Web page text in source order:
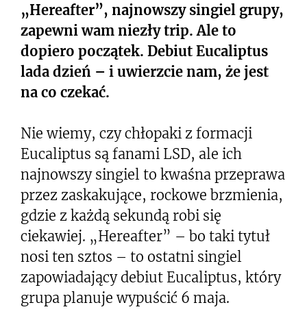
„Hereafter”, najnowszy singiel grupy,
zapewni wam niezły trip. Ale to
dopiero początek. Debiut Eucaliptus
lada dzień – i uwierzcie nam, że jest
na co czekać.
Nie wiemy, czy chłopaki z formacji
Eucaliptus są fanami LSD, ale ich
najnowszy singiel to kwaśna przeprawa
przez zaskakujące, rockowe brzmienia,
gdzie z każdą sekundą robi się
ciekawiej. „Hereafter” – bo taki tytuł
nosi ten sztos – to ostatni singiel
zapowiadający debiut Eucaliptus, który
grupa planuje wypuścić 6 maja.